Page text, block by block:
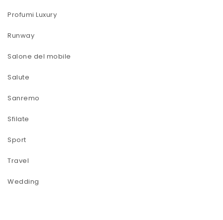
Profumi Luxury
Runway
Salone del mobile
Salute
Sanremo
Sfilate
Sport
Travel
Wedding